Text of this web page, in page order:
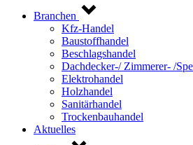
Branchen
Kfz-Handel
Baustoffhandel
Beschlagshandel
Dachdecker-/ Zimmerer- /
Elektrohandel
Holzhandel
Sanitärhandel
Trockenbauhandel
Aktuelles